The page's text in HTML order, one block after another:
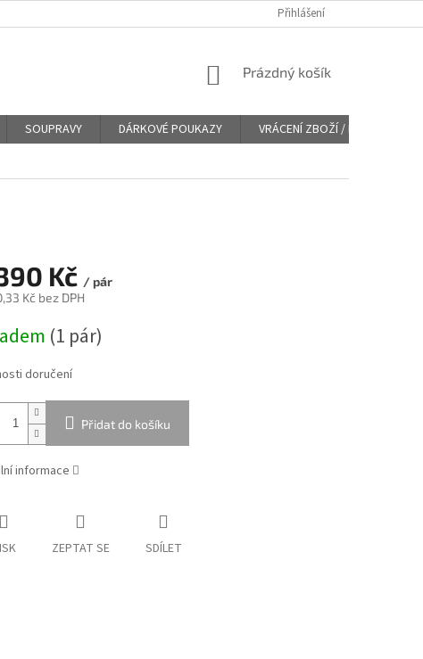
Přihlášení
NÁKUPNÍ
Prázdný košík
SOUPRAVY DÁRKOVÉ POUKAZY
VRÁCENÍ ZBOŽÍ / REKLAMACE
Kč / pár
Kč bez DPH
(1 pár)
doručení
Přidat do košíku
informace
ZEPTAT SE SDÍLET